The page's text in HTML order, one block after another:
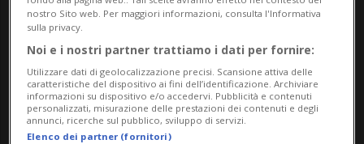
Sottoscrivi un abbonamentoArchivioper
leggere questo articolo, oppure scegli
MyTioAboper accedere all'archivio e
navigare su sito e app senza pubblicità.
ACCEDI
nostro Sito web. Per maggiori informazioni, consulta l'Informativa
sulla privacy.
Noi e i nostri partner trattiamo i dati per fornire:
Utilizzare dati di geolocalizzazione precisi. Scansione attiva delle
caratteristiche del dispositivo ai fini dell’identificazione. Archiviare
informazioni su dispositivo e/o accedervi. Pubblicità e contenuti
personalizzati, misurazione delle prestazioni dei contenuti e degli
annunci, ricerche sul pubblico, sviluppo di servizi.
Elenco dei partner (fornitori)